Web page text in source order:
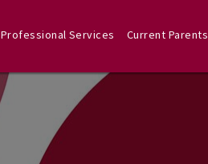
Professional Services Current Parents